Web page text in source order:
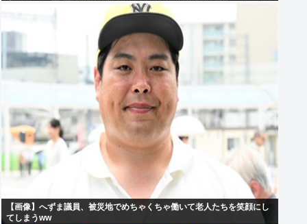
【画像】へずま議員、被災地でめちゃくちゃ働いて老人たちを笑顔にし
てしまうww